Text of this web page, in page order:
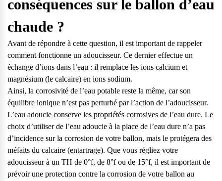
conséquences sur le ballon d’eau
chaude ?
Avant de répondre à cette question, il est important de rappeler
comment fonctionne un adoucisseur. Ce dernier effectue un
échange d’ions dans l’eau : il remplace les ions calcium et
magnésium (le calcaire) en ions sodium.
Ainsi, la corrosivité de l’eau potable reste la même, car son
équilibre ionique n’est pas perturbé par l’action de l’adoucisseur.
L’eau adoucie conserve les propriétés corrosives de l’eau dure. Le
choix d’utiliser de l’eau adoucie à la place de l’eau dure n’a pas
d’incidence sur la corrosion de votre ballon, mais le protégera des
méfaits du calcaire (entartrage). Que vous régliez votre
adoucisseur à un TH de 0°f, de 8°f ou de 15°f, il est important de
prévoir une protection contre la corrosion de votre ballon au